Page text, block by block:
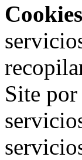
Site